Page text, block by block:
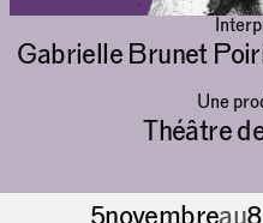
Gabrielle Brunet
Une
Théâtre
5novembreau